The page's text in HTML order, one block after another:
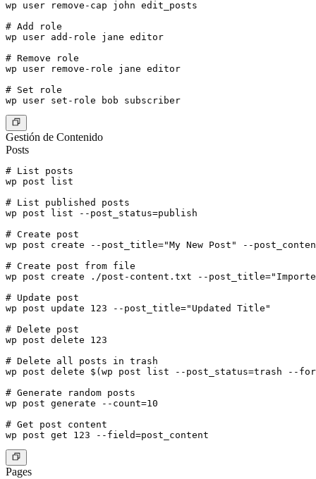
wp user remove-cap john edit_posts
# Add role
wp user add-role jane editor
# Remove role
wp user remove-role jane editor
# Set role
Gestión de Contenido
Posts
# List posts
wp post list
# List published posts
wp post list --post_status=publish
# Create post
wp post create --post_title="My New Post" --
# Create post from file
wp post create ./post-content.txt --
# Update post
wp post update 123 --post_title="Updated Title"
# Delete post
wp post delete 123
# Delete all posts in trash
wp post delete $(wp post list --post_status=trash --
# Generate random posts
wp post generate --count=10
# Get post content
Pages